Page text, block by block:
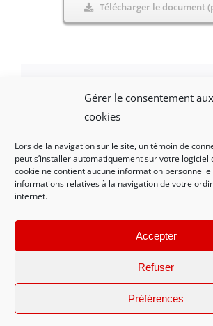
Gérer le consentement aux
cookies
Lors de la navigation sur le site, un témoin de
peut s’installer automatiquement sur votre logiciel
cookie ne contient aucune information
informations relatives à la navigation de votre
internet.
Accepter
Refuser
Préférences
Télécharger le document
Facebook
X LinkedIn
Mentions légales et politique de
Nous contacter
17138